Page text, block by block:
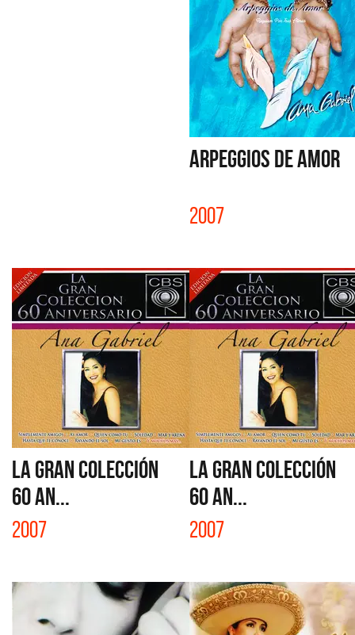
ARPEGGIOS DE AMOR
2007
LA GRAN COLECCIÓN
60 AN...
2007
LA GRAN COLECCIÓN
60 AN...
2007